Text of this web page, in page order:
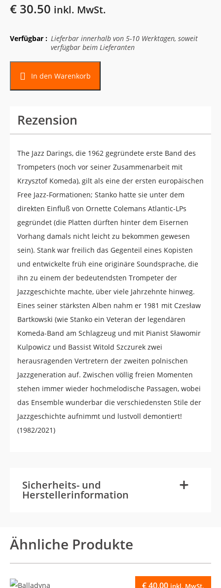
€ 30.50 inkl. MwSt.
Verfügbar : Lieferbar innerhalb von 5-10 Werktagen, soweit
verfügbar beim Lieferanten
In den Warenkorb
Alternative:
Rezension
The Jazz Darings, die 1962 gegründete erste Band des
Trompeters (noch vor seiner Zusammenarbeit mit
Krzysztof Komeda), gilt als eine der ersten europäischen
Free Jazz-Formationen; Stanko hatte sie unter dem
direkten Einfluß von Ornette Colemans Atlantic-LPs
gegründet (die Platten dürften hinter dem Eisernen
Vorhang damals nicht leicht zu bekommen gewesen
sein). Stank war freilich das Gegenteil eines Kopisten
und entwickelte früh eine originäre Soundsprache, die
ihn zu einem der bedeutendsten Trompeter der
Jazzgeschichte machte, über viele Jahrzehnte hinweg.
Eines seiner stärksten Alben nahm er 1981 mit Czesław
Bartkowski (wie Stanko ein Veteran der legendären
Komeda-Band am Schlagzeug und mit Pianist Sławomir
Kulpowicz und Bassist Witold Szczurek zwei
herausragenden Vertretern der zweiten polnischen
Jazzgeneration auf. Zwischen völlig freien Momenten
stehen immer wieder hochmelodische Passagen, wobei
das Ensemble wunderbar die verschiedensten Stile der
Jazzgeschichte aufnimmt und lustvoll demontiert!
(1982/2021)
Sicherheits- und
Herstellerinformation +
-
Ähnliche Produkte
€40.00 inkl. MwSt.